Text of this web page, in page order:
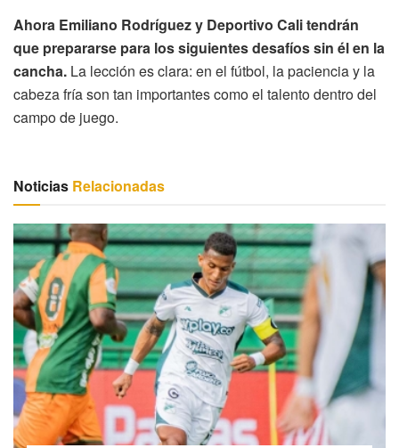
Ahora Emiliano Rodríguez y Deportivo Cali tendrán
que prepararse para los siguientes desafíos sin él en la
cancha. La lección es clara: en el fútbol, la paciencia y la
cabeza fría son tan importantes como el talento dentro del
campo de juego.
Noticias Relacionadas